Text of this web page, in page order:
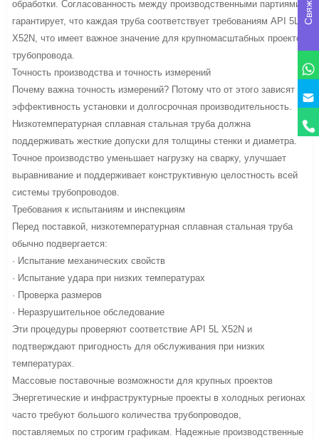
обработки. Согласованность между производственными партиями
гарантирует, что каждая труба соответствует требованиям API 5L
X52N, что имеет важное значение для крупномасштабных проектов
трубопровода.
Точность производства и точность измерений
Почему важна точность измерений? Потому что от этого зависят
эффективность установки и долгосрочная производительность.
Низкотемпературная сплавная стальная труба должна
поддерживать жесткие допуски для толщины стенки и диаметра.
Точное производство уменьшает нагрузку на сварку, улучшает
выравнивание и поддерживает конструктивную целостность всей
системы трубопроводов.
Требования к испытаниям и инспекциям
Перед поставкой, низкотемпературная сплавная стальная труба
обычно подвергается:
· Испытание механических свойств
· Испытание удара при низких температурах
· Проверка размеров
· Неразрушительное обследование
Эти процедуры проверяют соответствие API 5L X52N и
подтверждают пригодность для обслуживания при низких
температурах.
Массовые поставочные возможности для крупных проектов
Энергетические и инфраструктурные проекты в холодных регионах
часто требуют большого количества трубопроводов,
поставляемых по строгим графикам. Надежные производственные